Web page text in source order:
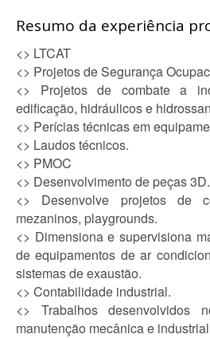
Resumo da experiência
<> LTCAT
<> Projetos de Segurança
<> Projetos de combate a
edificação, hidráulicos e
<> Perícias técnicas em
<> Laudos técnicos.
<> PMOC
<> Desenvolvimento de peças 3D.
<> Desenvolve projetos de
mezaninos, playgrounds.
<> Dimensiona e supervisiona
de equipamentos de ar
sistemas de exaustão.
<> Contabilidade industrial.
<> Trabalhos desenvolvidos
manutenção mecânica e